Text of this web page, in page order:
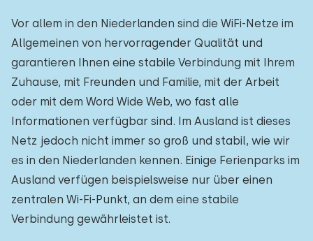
Vor allem in den Niederlanden sind die WiFi-Netze im
Allgemeinen von hervorragender Qualität und
garantieren Ihnen eine stabile Verbindung mit Ihrem
Zuhause, mit Freunden und Familie, mit der Arbeit
oder mit dem Word Wide Web, wo fast alle
Informationen verfügbar sind. Im Ausland ist dieses
Netz jedoch nicht immer so groß und stabil, wie wir
es in den Niederlanden kennen. Einige Ferienparks im
Ausland verfügen beispielsweise nur über einen
zentralen Wi-Fi-Punkt, an dem eine stabile
Verbindung gewährleistet ist.